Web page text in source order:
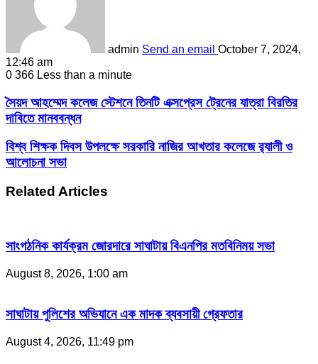
admin Send an email October 7, 2024,
12:46 am
0 366 Less than a minute
সৈয়দ আহম্মেদ কলেজ স্টেশনে তিনটি এক্সপ্রেস ট্রেনের যাত্রা বিরতির
দাবিতে মানববন্ধন
বিশ্ব শিক্ষক দিবস উপলক্ষে সরকারি নাজির আখতার কলেজে র‌্যালী ও
আলোচনা সভা
Related Articles
সাংগঠনিক কার্যক্রম জোরদারে সাঘাটায় বিএনপির মতবিনিময় সভা
August 8, 2026, 1:00 am
সাঘাটায় পুলিশের অভিযানে এক মাদক ব্যবসায়ী গ্রেফতার
August 4, 2026, 11:49 pm